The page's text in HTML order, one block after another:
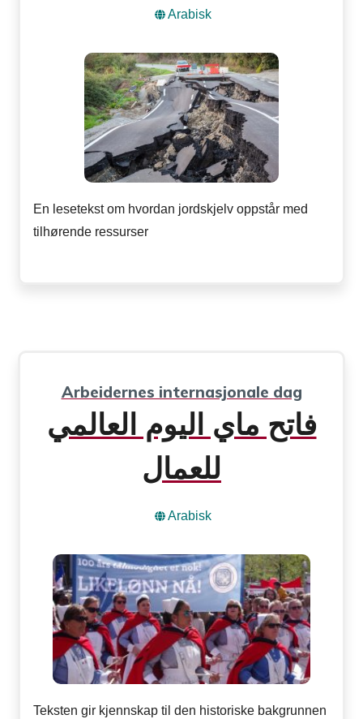
Arabisk
En lesetekst om hvordan jordskjelv oppstår med
tilhørende ressurser
Arbeidernes internasjonale dag
فاتح ماي اليوم العالمي
للعمال
Arabisk
Teksten gir kjennskap til den historiske bakgrunnen